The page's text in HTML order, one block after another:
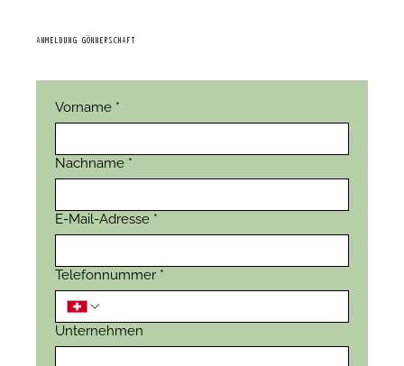
ANMELDUNG GÖNNERSCHAFT
Vorname *
Nachname *
E-Mail-Adresse *
Telefonnummer *
Unternehmen